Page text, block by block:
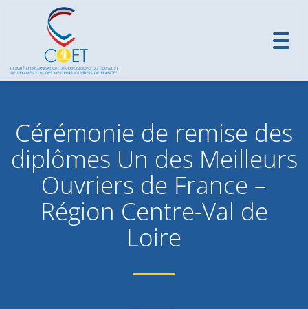
Cérémonie de remise des
diplômes Un des Meilleurs
Ouvriers de France –
Région Centre-Val de
Loire